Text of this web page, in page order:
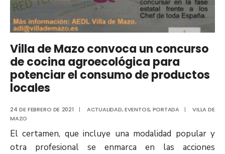
Villa de Mazo convoca un concurso
de cocina agroecológica para
potenciar el consumo de productos
locales
24 DE FEBRERO DE 2021 | ACTUALIDAD,EVENTOS, PORTADA |
VILLA DE
MAZO
El certamen, que incluye una modalidad popular y
otra profesional se enmarca en las acciones